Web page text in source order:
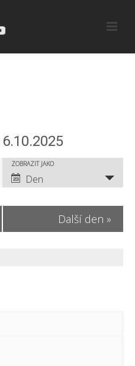
A
k
e
ZOBRAZIT JAKO
Den
Další den »